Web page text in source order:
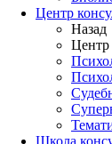
Центр
Назад
Центр
Школа